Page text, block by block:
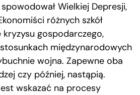
Wielkiej Depresji,
różnych szkół
kryzysu gospodarczego,
międzynarodowych
wojna. Zapewne oba
czy później, nastąpią.
wskazać na procesy